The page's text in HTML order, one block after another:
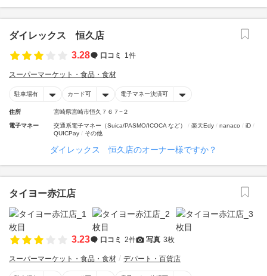
ダイレックス 恒久店
3.28
口コミ 1件
スーパーマーケット・食品・食材
駐車場有 カード可 電子マネー決済可
住所 宮崎県宮崎市恒久７６７−２
電子マネー 交通系電子マネー（Suica/PASMO/ICOCA など） 楽天Edy nanaco
iD
QUICPay
その他
ダイレックス 恒久店のオーナー様ですか？
タイヨー赤江店
3.23 口コミ 2件 写真 3枚
スーパーマーケット・食品・食材 デパート・百貨店